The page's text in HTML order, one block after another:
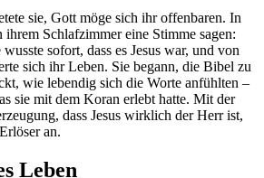
sie, Gott möge sich ihr offenbaren. In
ihrem Schlafzimmer eine Stimme sagen:
sofort, dass es Jesus war, und von
sich ihr Leben. Sie begann, die Bibel zu
wie lebendig sich die Worte anfühlten –
sie mit dem Koran erlebt hatte. Mit der
dass Jesus wirklich der Herr ist,
an.
Leben